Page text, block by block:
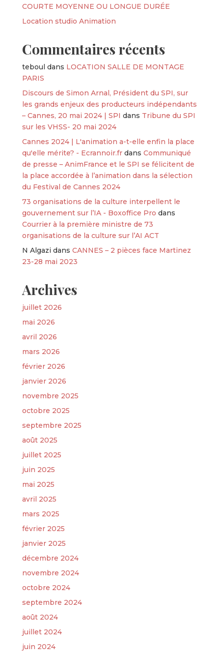
COURTE MOYENNE OU LONGUE DURÉE
Location studio Animation
Commentaires récents
teboul dans LOCATION SALLE DE MONTAGE
PARIS
Discours de Simon Arnal, Président du SPI, sur
les grands enjeux des producteurs indépendants
– Cannes, 20 mai 2024 | SPI dans Tribune du SPI
sur les VHSS- 20 mai 2024
Cannes 2024 | L'animation a-t-elle enfin la place
qu'elle mérite? - Ecrannoir.frdans Communiqué
de presse – AnimFrance et le SPI se félicitent de
la place accordée à l’animation dans la sélection
du Festival de Cannes 2024
73 organisations de la culture interpellent le
gouvernement sur l’IA - Boxoffice Pro dans
Courrier à la première ministre de 73
organisations de la culture sur l’AI ACT
N Algazi dans CANNES – 2 pièces face Martinez
23-28 mai 2023
Archives
juillet 2026
mai 2026
avril 2026
mars 2026
février 2026
janvier 2026
novembre 2025
octobre 2025
septembre 2025
août 2025
juillet 2025
juin 2025
mai 2025
avril 2025
mars 2025
février 2025
janvier 2025
décembre 2024
novembre 2024
octobre 2024
septembre 2024
août 2024
juillet 2024
juin 2024